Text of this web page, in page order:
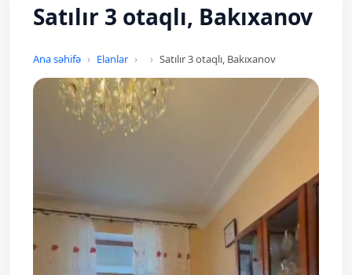
Satılır 3 otaqlı, Bakıxanov
Ana səhifə Elanlar Satılır 3 otaqlı, Bakıxanov